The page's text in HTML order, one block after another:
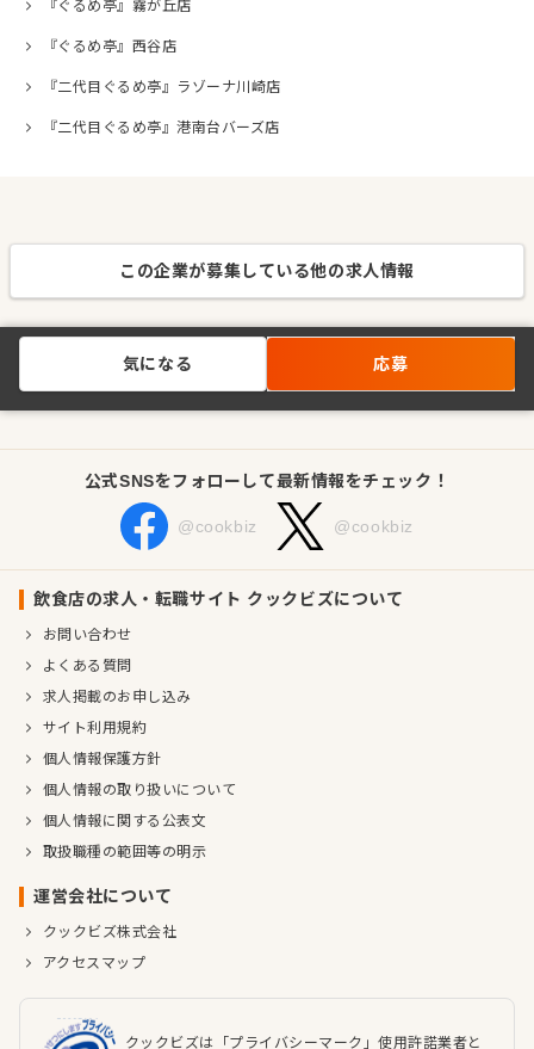
『ぐるめ亭』霧が丘店
『ぐるめ亭』西谷店
『二代目ぐるめ亭』ラゾーナ川崎店
『二代目ぐるめ亭』港南台バーズ店
この企業が募集している他の求人情報
気になる 応募
公式SNSをフォローして最新情報をチェック！
@cookbiz @cookbiz
飲食店の求人・転職サイト クックビズについて
お問い合わせ
よくある質問
求人掲載のお申し込み
サイト利用規約
個人情報保護方針
個人情報の取り扱いについて
個人情報に関する公表文
取扱職種の範囲等の明示
運営会社について
クックビズ株式会社
アクセスマップ
クックビズは「プライバシーマーク」使用許諾業者と